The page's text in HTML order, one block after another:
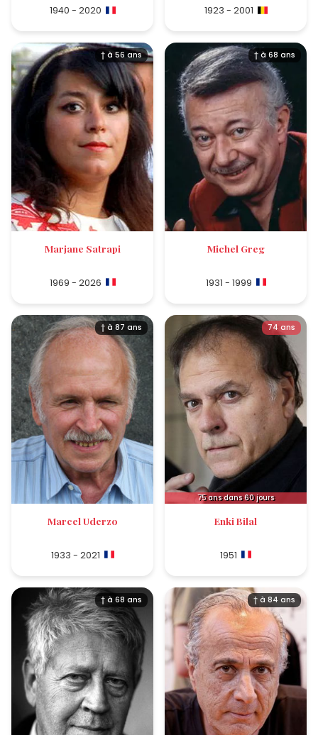
1940 - 2020 1923 - 2001
† à 56 ans
Marjane Satrapi
1969 - 2026
† à 68 ans
Michel Greg
1931 - 1999
† à 87 ans
Marcel Uderzo
1933 - 2021
74 ans
75 ans dans 60 jours
Enki Bilal
1951
† à 68 ans † à 84 ans